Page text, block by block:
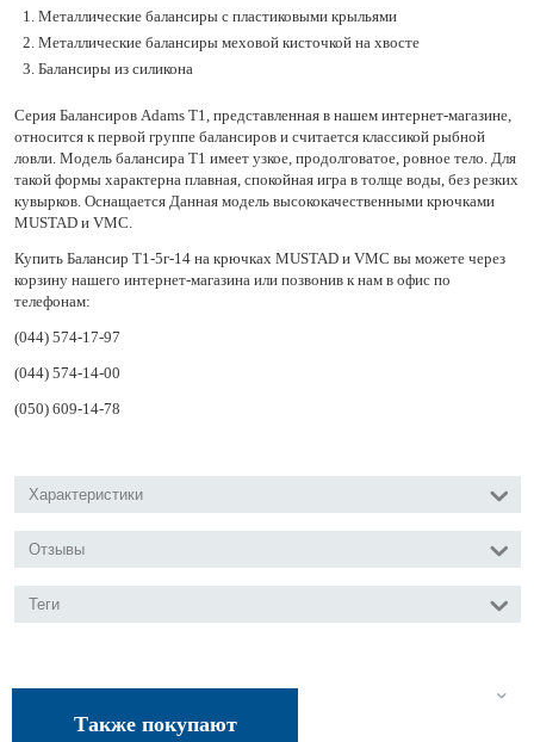
Металлические балансиры с пластиковыми крыльями
Металлические балансиры меховой кисточкой на хвосте
Балансиры из силикона
Серия Балансиров Adams Т1, представленная в нашем интернет-магазине,
относится к первой группе балансиров и считается классикой рыбной
ловли. Модель балансира Т1 имеет узкое, продолговатое, ровное тело. Для
такой формы характерна плавная, спокойная игра в толще воды, без резких
кувырков. Оснащается Данная модель высококачественными крючками
MUSTAD и VMC.
Купить Балансир Т1-5г-14 на крючках MUSTAD и VMC вы можете через
корзину нашего интернет-магазина или позвонив к нам в офис по
телефонам:
(044) 574-17-97
(044) 574-14-00
(050) 609-14-78
Характеристики
Отзывы
Теги
Также покупают